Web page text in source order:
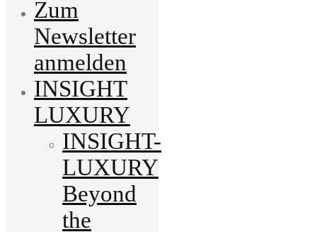
Zum
Newsletter
anmelden
INSIGHT
LUXURY
INSIGHT-
LUXURY
Beyond
the